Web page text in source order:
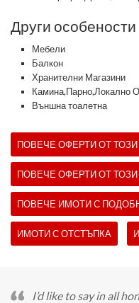
Други особености
Мебели
Балкон
Хранителни Магазини
Камина,Парно,Локално
Външна тоалетна
ПОВЕЧЕ ОФЕРТИ ОТ
ПОВЕЧЕ ОФЕРТИ ОТ ТОЗИ
ПОВЕЧЕ ИМОТИ С
ИМОТИ С ОТСТЪПКА
I’d like to say in all